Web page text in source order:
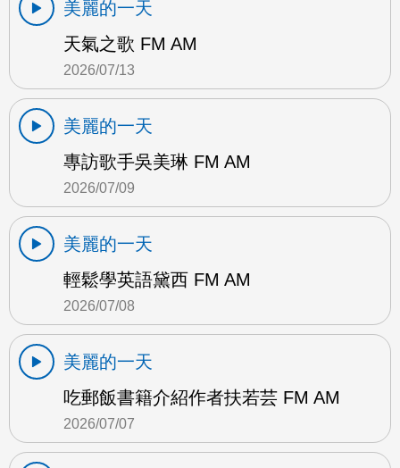
美麗的一天
天氣之歌 FM AM
2026/07/13
美麗的一天
專訪歌手吳美琳 FM AM
2026/07/09
美麗的一天
輕鬆學英語黛西 FM AM
2026/07/08
美麗的一天
吃郵飯書籍介紹作者扶若芸 FM AM
2026/07/07